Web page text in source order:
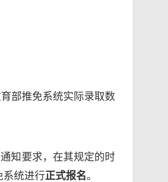
部推免系统实际录取数
知要求，在其规定的时
系统进行正式报名。